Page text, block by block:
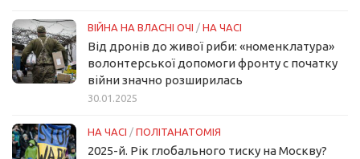
ВІЙНА НА ВЛАСНІ ОЧІ / НА ЧАСІ
Від дронів до живої риби: «номенклатура»
волонтерської допомоги фронту с початку
війни значно розширилась
30.01.2025
НА ЧАСІ / ПОЛІТАНАТОМІЯ
2025-й. Рік глобального тиску на Москву?